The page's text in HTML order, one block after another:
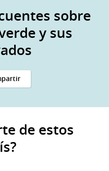
sobre
y sus
de estos